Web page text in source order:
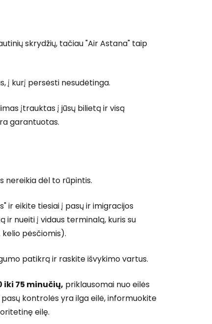
skrydžių, tačiau "Air Astana" taip
į kurį persėsti nesudėtinga.
įtrauktas į jūsų bilietą ir visą
garantuotas.
nereikia dėl to rūpintis.
ir eikite tiesiai į pasų ir imigracijos
ir nueiti į vidaus terminalą, kuris su
pėsčiomis).
patikrą ir raskite išvykimo vartus.
iki 75 minučių, priklausomai nuo eilės
kontrolės yra ilga eilė, informuokite
eilę.
Cestee
su Google
su Facebook